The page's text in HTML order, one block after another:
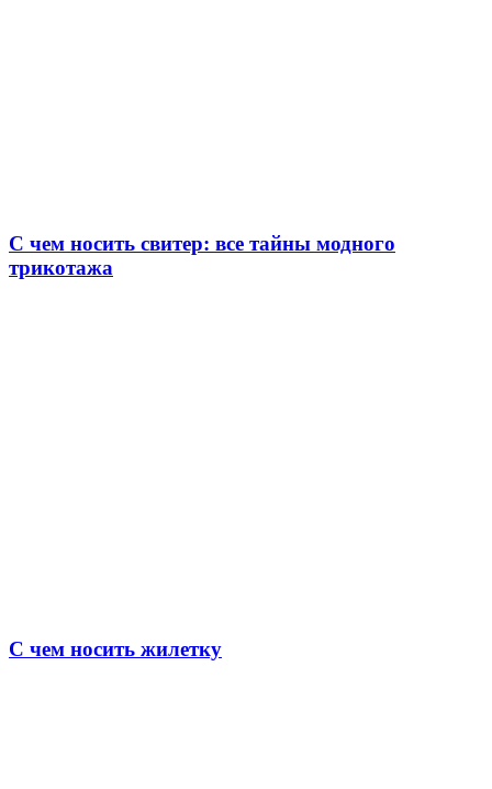
С чем носить свитер: все тайны модного
трикотажа
С чем носить жилетку